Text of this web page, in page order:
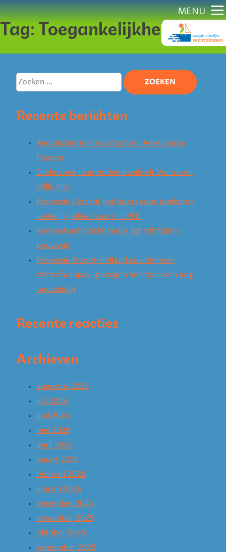
naar
content
MENU
Tag:Toegankelijkheid
Zoeken
naar:
Recente berichten
Avondschermer vaartochten Ankeveense
Plassen
Onderzoek naar bodemkwaliteit Vuntus en
Stille Plas
Provincie Utrecht legt koers voor toekomst
landelijk gebied vast in UPLG
Reconstructie Scheendijk ligt stil tijdens
bouwvak
Provincie Noord-Holland positief over
stikstofaanpak, gevolgen Vechtplassen nog
onduidelijk
Recente reacties
Archieven
augustus 2026
juli 2026
juni 2026
mei 2026
april 2026
maart 2026
februari 2026
januari 2026
december 2025
november 2025
oktober 2025
september 2025